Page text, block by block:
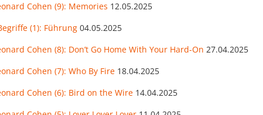
Cohen (9): Memories 12.05.2025
(1): Führung 04.05.2025
Cohen (8): Don’t Go Home With Your Hard-On 27.04.2025
Cohen (7): Who By Fire 18.04.2025
Cohen (6): Bird on the Wire 14.04.2025